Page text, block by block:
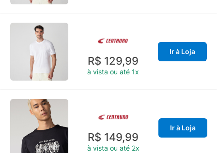
R$ 129,99
à vista ou até 1x
Ir à Loja
R$ 149,99
à vista ou até 2x
Ir à Loja